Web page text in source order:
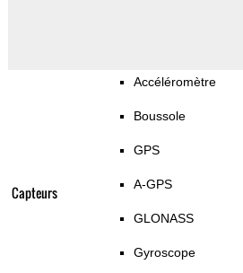
Capteurs
Accéléromètre
Boussole
GPS
A-GPS
GLONASS
Gyroscope